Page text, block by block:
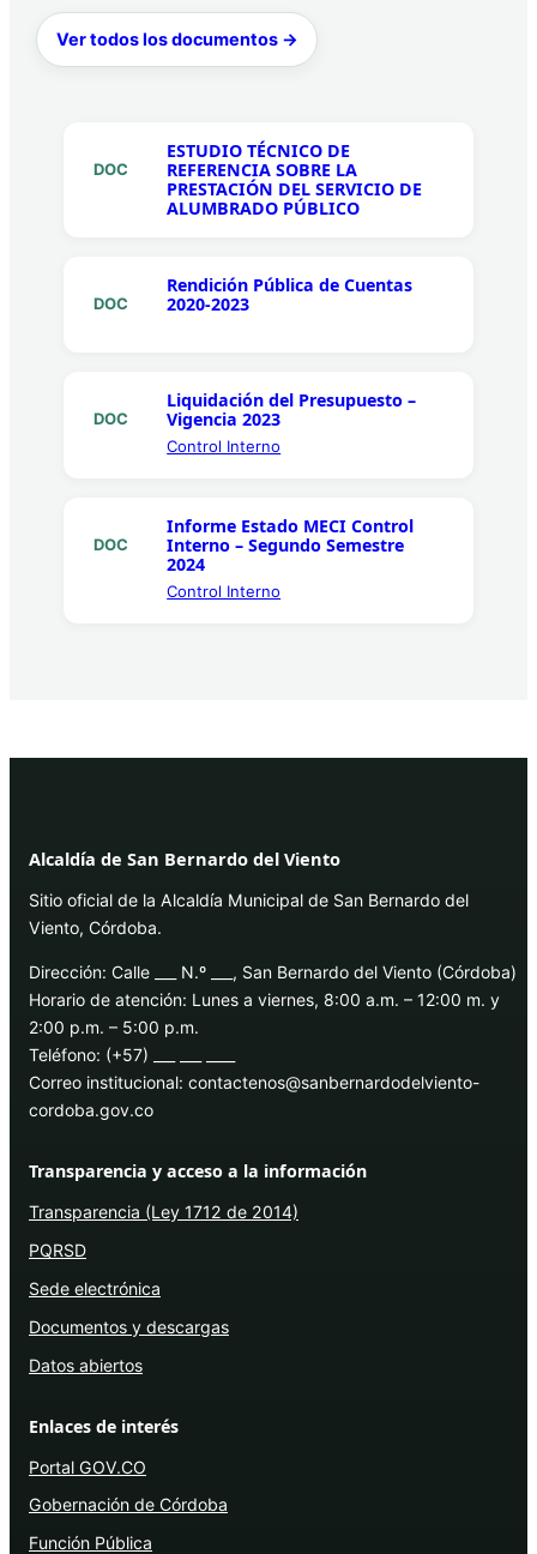
Ver todos los documentos →
DOC
ESTUDIO TÉCNICO DE
REFERENCIA SOBRE LA
PRESTACIÓN DEL SERVICIO DE
ALUMBRADO PÚBLICO
DOC
Rendición Pública de Cuentas
2020-2023
DOC
Liquidación del Presupuesto –
Vigencia 2023
Control Interno
DOC
Informe Estado MECI Control
Interno – Segundo Semestre
2024
Control Interno
Alcaldía de San Bernardo del Viento
Sitio oficial de la Alcaldía Municipal de San Bernardo del
Viento, Córdoba.
Dirección: Calle ___ N.º ___, San Bernardo del Viento (Córdoba)
Horario de atención: Lunes a viernes, 8:00 a.m. – 12:00 m. y
2:00 p.m. – 5:00 p.m.
Teléfono: (+57) ___ ___ ____
Correo institucional: contactenos@sanbernardodelviento-
cordoba.gov.co
Transparencia y acceso a la información
Transparencia (Ley 1712 de 2014)
PQRSD
Sede electrónica
Documentos y descargas
Datos abiertos
Enlaces de interés
Portal GOV.CO
Gobernación de Córdoba
Función Pública